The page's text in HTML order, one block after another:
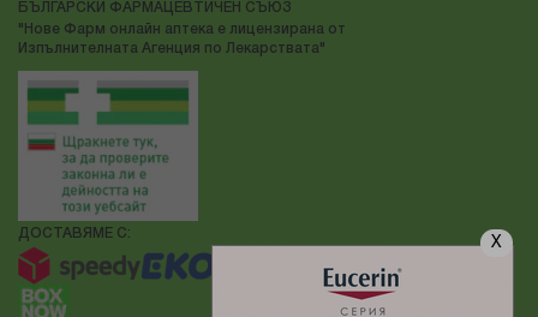
X
БЪЛГАРСКИ ФАРМАЦЕВТИЧЕН СЪЮЗ
"Нове Фарм онлайн аптека е лицензирана от
Изпълнителната Агенция по Лекарствата"
ДОСТАВЯМЕ С: